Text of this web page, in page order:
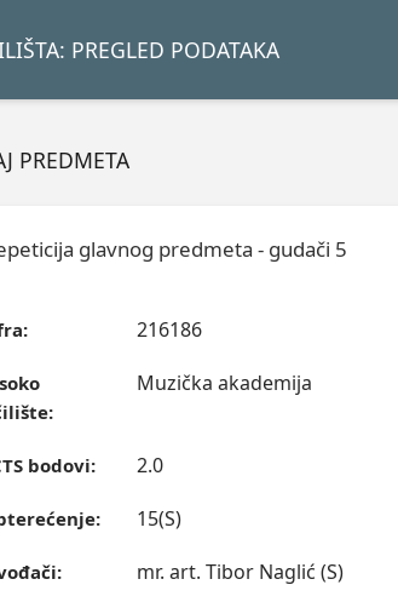
PREGLED PODATAKA
PREDMETA
glavnog predmeta - gudači 5
216186
Muzička akademija
bodovi: 2.0
15(S)
mr. art. Tibor Naglić (S)